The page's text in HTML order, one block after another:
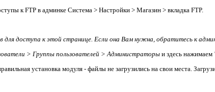
к FTP в админке Система > Настройки > Магазин > вкладка FTP.
доступа к этой странице. Если она Вам нужна, обратитесь к
> Группы пользователей > Администраторы и здесь нажимаем
установка модуля - файлы не загрузились на свои места.